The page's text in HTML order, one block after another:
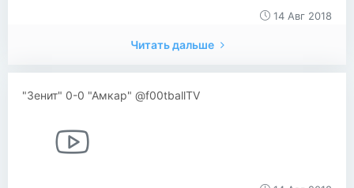
14 Авг 2018
Читать дальше
"Зенит" 0-0 "Амкар" @f00tballTV